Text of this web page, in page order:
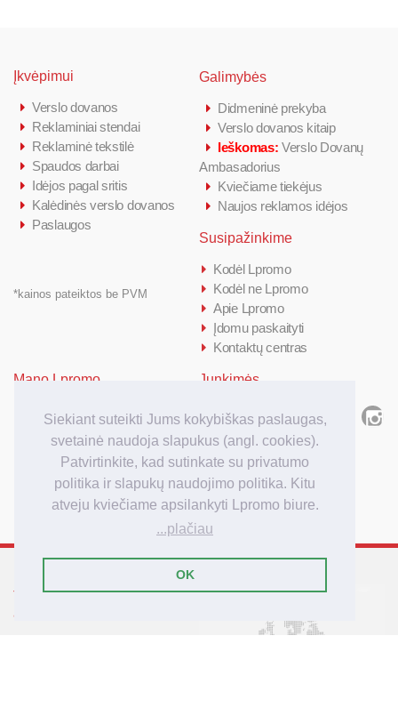
Siekiant suteikti Jums kokybiškas paslaugas,
svetainė naudoja slapukus (angl. cookies).
Patvirtinkite, kad sutinkate su privatumo
politika ir slapukų naudojimo politika. Kitu
atveju kviečiame apsilankyti Lpromo biure.
...plačiau
OK
Įkvėpimui
Verslo dovanos
Reklaminiai stendai
Reklaminė tekstilė
Spaudos darbai
Idėjos pagal sritis
Kalėdinės verslo dovanos
Paslaugos
*kainos pateiktos be PVM
Galimybės
Didmeninė prekyba
Verslo dovanos kitaip
Ieškomas: Verslo Dovanų
Ambasadorius
Kviečiame tiekėjus
Naujos reklamos idėjos
Susipažinkime
Kodėl Lpromo
Kodėl ne Lpromo
Apie Lpromo
Įdomu paskaityti
Kontaktų centras
Mano Lpromo
Prisijungti/ Registruotis
Kaip užsakyti
Užsakymo apmokėjimas
Užsakymo pristatymas
Junkimės
Tarptautinis reklamos
agenturos Lpromo tinklas